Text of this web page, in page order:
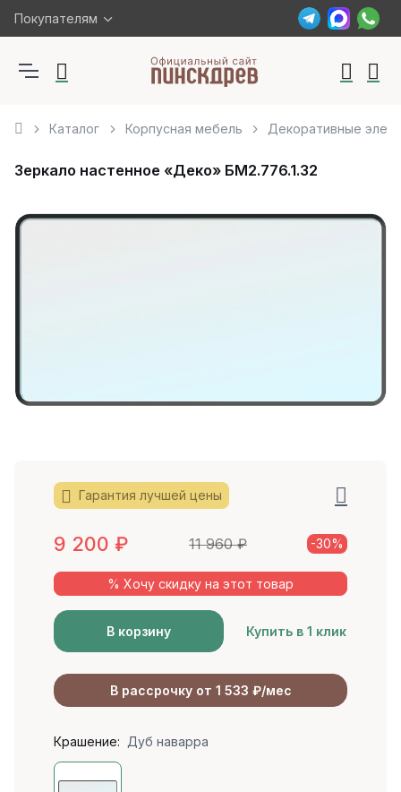
Покупателям
Каталог Корпусная мебель Декоративные
Зеркало настенное «Деко» БМ2.776.1.32
Гарантия лучшей цены
9 200 ₽ 11 960₽ -30%
% Хочу скидку на этот товар
В корзину Купить в 1 клик
В рассрочку от 1 533 ₽/мес
Крашение: Дуб наварра